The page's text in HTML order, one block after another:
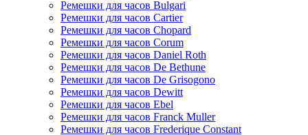
Ремешки для часов Bulgari
Ремешки для часов Cartier
Ремешки для часов Chopard
Ремешки для часов Corum
Ремешки для часов Daniel Roth
Ремешки для часов De Bethune
Ремешки для часов De Grisogono
Ремешки для часов Dewitt
Ремешки для часов Ebel
Ремешки для часов Franck Muller
Ремешки для часов Frederique Constant